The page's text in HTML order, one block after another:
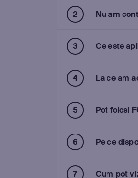
Nu am
Ce este
La ce am
Pot folosi
Pe ce
Cum pot